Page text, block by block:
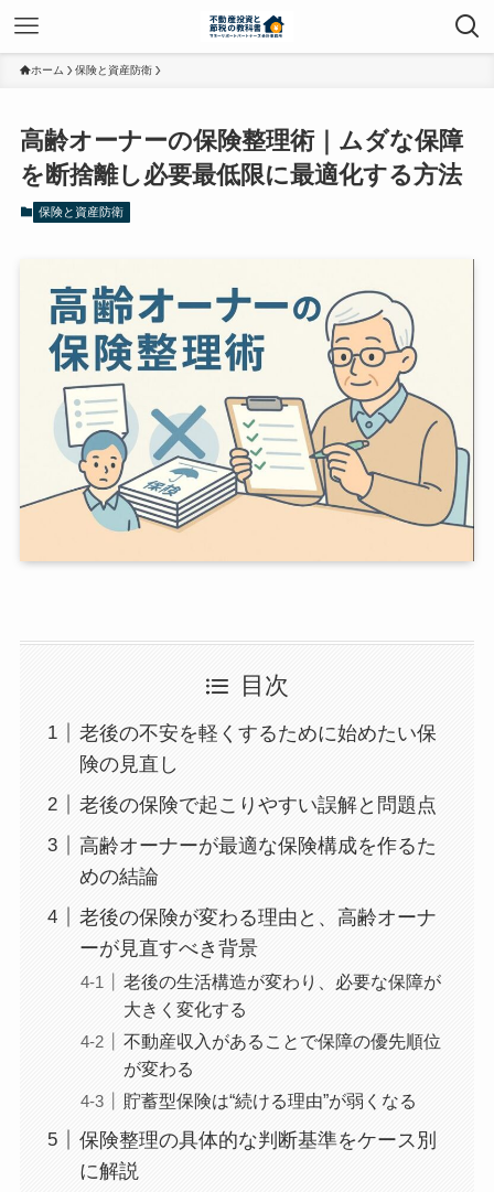
ホーム 保険と資産防衛
高齢オーナーの保険整理術｜ムダな保障
を断捨離し必要最低限に最適化する方法
保険と資産防衛
目次
老後の不安を軽くするために始めたい保
険の見直し
老後の保険で起こりやすい誤解と問題点
高齢オーナーが最適な保険構成を作るた
めの結論
老後の保険が変わる理由と、高齢オーナ
ーが見直すべき背景
老後の生活構造が変わり、必要な保障が
大きく変化する
不動産収入があることで保障の優先順位
が変わる
貯蓄型保険は“続ける理由”が弱くなる
保険整理の具体的な判断基準をケース別
に解説